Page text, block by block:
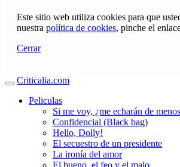
Este sitio web utiliza cookies para que
nuestra política de cookies, pinche el
Cerrar
Criticalia.com
Peliculas
Si me voy, ¿me echarán de
Confidencial (Black bag)
Hello, Dolly!
El secuestro de un presidente
La ironía del amor